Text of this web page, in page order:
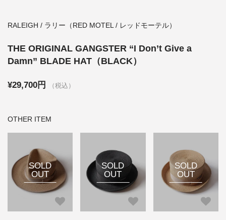
RALEIGH / ラリー（RED MOTEL / レッドモーテル）
THE ORIGINAL GANGSTER “I Don’t Give a
Damn” BLADE HAT（BLACK）
¥29,700円 （税込）
OTHER ITEM
SOLD
OUT
SOLD
OUT
SOLD
OUT